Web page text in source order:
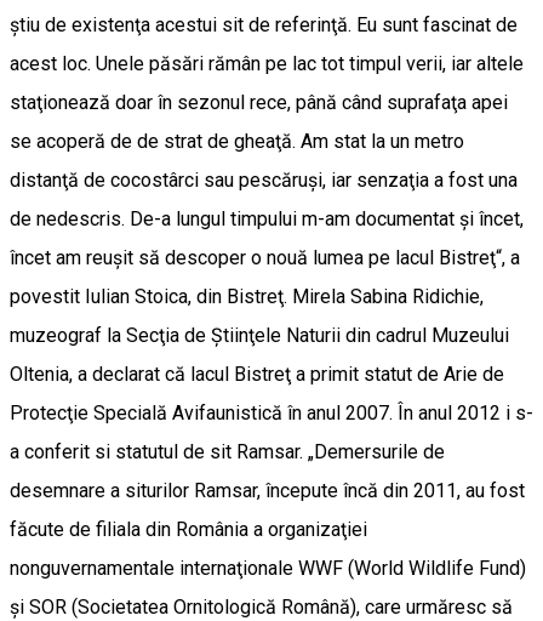
ştiu de existenţa acestui sit de referinţă. Eu sunt fascinat de
acest loc. Unele păsări rămân pe lac tot timpul verii, iar altele
staţionează doar în sezonul rece, până când suprafaţa apei
se acoperă de de strat de gheaţă. Am stat la un metro
distanţă de cocostârci sau pescăruşi, iar senzaţia a fost una
de nedescris. De-a lungul timpului m-am documentat şi încet,
încet am reuşit să descoper o nouă lumea pe lacul Bistreţ“, a
povestit Iulian Stoica, din Bistreţ. Mirela Sabina Ridichie,
muzeograf la Secţia de Ştiinţele Naturii din cadrul Muzeului
Oltenia, a declarat că lacul Bistreţ a primit statut de Arie de
Protecţie Specială Avifaunistică în anul 2007. În anul 2012 i s-
a conferit si statutul de sit Ramsar. „Demersurile de
desemnare a siturilor Ramsar, începute încă din 2011, au fost
făcute de filiala din România a organizaţiei
nonguvernamentale internaţionale WWF (World Wildlife Fund)
şi SOR (Societatea Ornitologică Română), care urmăresc să